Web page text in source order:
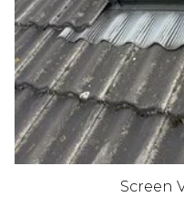
Screen